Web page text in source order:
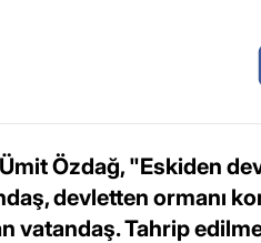
Özdağ, "Eskiden
devletten ormanı
vatandaş. Tahrip